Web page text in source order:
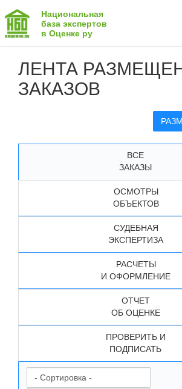
Национальная
база экспертов
в Оценке ру
ЛЕНТА
ЗАКАЗОВ
ВСЕ
ЗАКАЗЫ
ОСМОТРЫ
ОБЪЕКТОВ
СУДЕБНАЯ
ЭКСПЕРТИЗА
РАСЧЕТЫ
И ОФОРМЛЕНИЕ
ОТЧЕТ
ОБ ОЦЕНКЕ
ПРОВЕРИТЬ И
ПОДПИСАТЬ